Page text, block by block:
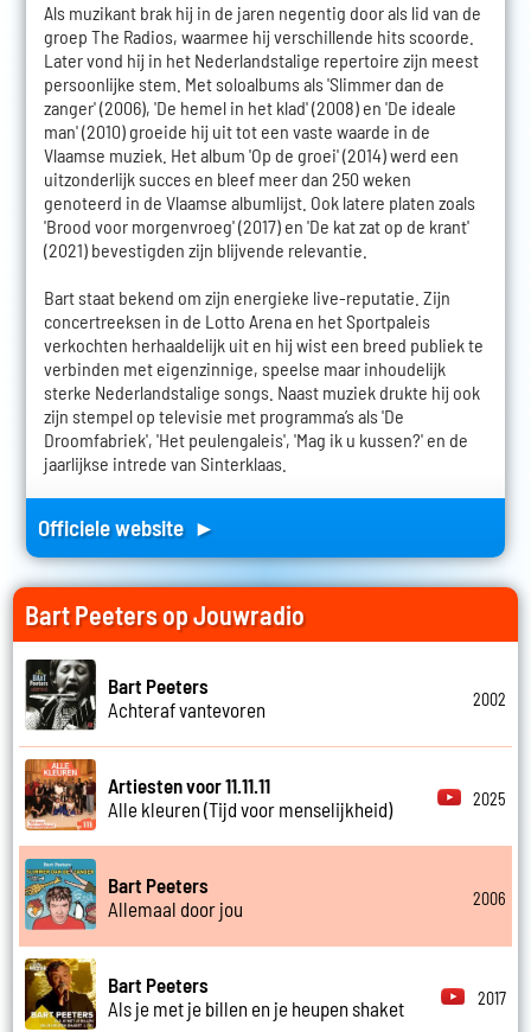
Als muzikant brak hij in de jaren negentig door als lid van de
groep The Radios, waarmee hij verschillende hits scoorde.
Later vond hij in het Nederlandstalige repertoire zijn meest
persoonlijke stem. Met soloalbums als 'Slimmer dan de
zanger' (2006), 'De hemel in het klad' (2008) en 'De ideale
man' (2010) groeide hij uit tot een vaste waarde in de
Vlaamse muziek. Het album 'Op de groei' (2014) werd een
uitzonderlijk succes en bleef meer dan 250 weken
genoteerd in de Vlaamse albumlijst. Ook latere platen zoals
'Brood voor morgenvroeg' (2017) en 'De kat zat op de krant'
(2021) bevestigden zijn blijvende relevantie.
Bart staat bekend om zijn energieke live-reputatie. Zijn
concertreeksen in de Lotto Arena en het Sportpaleis
verkochten herhaaldelijk uit en hij wist een breed publiek te
verbinden met eigenzinnige, speelse maar inhoudelijk
sterke Nederlandstalige songs. Naast muziek drukte hij ook
zijn stempel op televisie met programma’s als 'De
Droomfabriek', 'Het peulengaleis', 'Mag ik u kussen?' en de
jaarlijkse intrede van Sinterklaas.
Officiele website ►
Bart Peeters op Jouwradio
Bart Peeters
Achteraf vantevoren
2002
Artiesten voor 11.11.11
Alle kleuren (Tijd voor menselijkheid)
2025
Bart Peeters
Allemaal door jou
2006
Bart Peeters
Als je met je billen en je heupen shaket
2017